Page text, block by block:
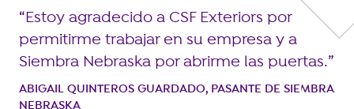
Estoy agradecido a CSF Exteriors por
permitirme trabajar en su empresa y a
Siembra Nebraska por abrirme las puertas.
ABIGAIL QUINTEROS GUARDADO, PASANTE DE SIEMBRA